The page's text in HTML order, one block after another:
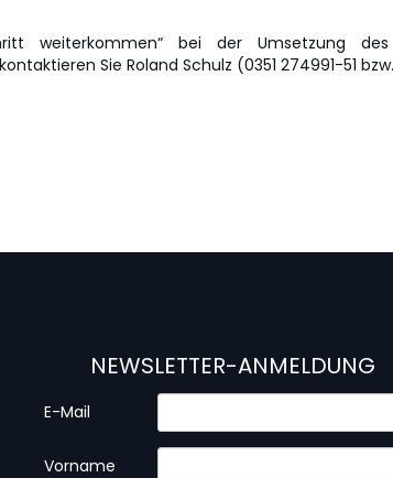
weiterkommen“ bei der Umsetzung
Sie Roland Schulz (0351 274991-51
NEWSLETTER-ANMELDUNG
E-Mail
Vorname